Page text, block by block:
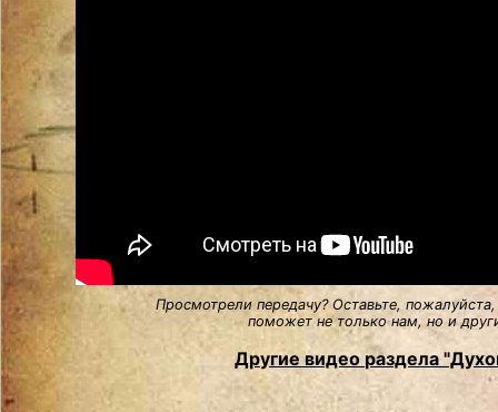
Просмотрели передачу? Оставьте,
поможет не только нам, но и
Другие видео раздела